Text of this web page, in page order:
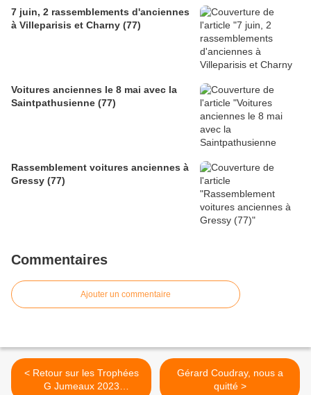
7 juin, 2 rassemblements d'anciennes
à Villeparisis et Charny (77)
Voitures anciennes le 8 mai avec la
Saintpathusienne (77)
Rassemblement voitures anciennes à
Gressy (77)
Commentaires
Ajouter un commentaire
< Retour sur les Trophées
G Jumeaux 2023
Gérard Coudray, nous a
quitté >